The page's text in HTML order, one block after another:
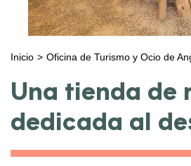
Inicio Oficina de Turismo y Ocio de
Una tienda de
dedicada al